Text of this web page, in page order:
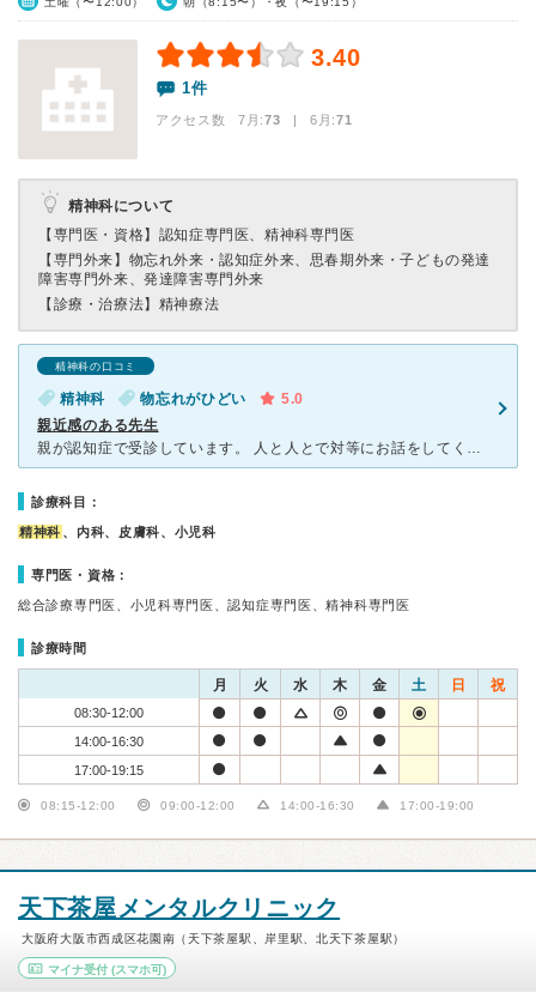
3.40
1件
アクセス数 7月:73 | 6月:71
精神科について
【専門医・資格】 認知症専門医、精神科専門医
【専門外来】 物忘れ外来・認知症外来、思春期外来・子どもの発達
障害専門外来、発達障害専門外来
【診療・治療法】 精神療法
精神科の口コミ
精神科 物忘れがひどい
5.0
親近感のある先生
親が認知症で受診しています。 人と人とで対等にお話をしてくれ、家族のことも心配してくれて話を聞いてくれます。 先生があっさりしているので、話をしていても嫌な気持ちにはならず気が楽になります。 認
診療科目：
精神科 、内科、皮膚科、小児科
専門医・資格：
総合診療専門医、小児科専門医、認知症専門医、精神科専門医
診療時間
月 火 水 木 金 土 日 祝
08:30-12:00
14:00-16:30
17:00-19:15
08:15-12:00 09:00-12:00 14:00-16:30 17:00-19:00
天下茶屋メンタルクリニック
大阪府大阪市西成区花園南（天下茶屋駅、岸里駅、北天下茶屋駅）
マイナ受付 (スマホ可)